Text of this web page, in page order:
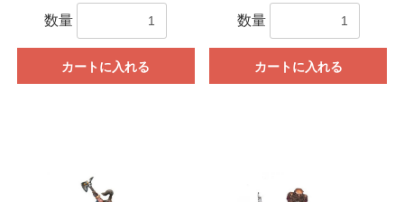
数量
カートに入れる
数量
カートに入れる